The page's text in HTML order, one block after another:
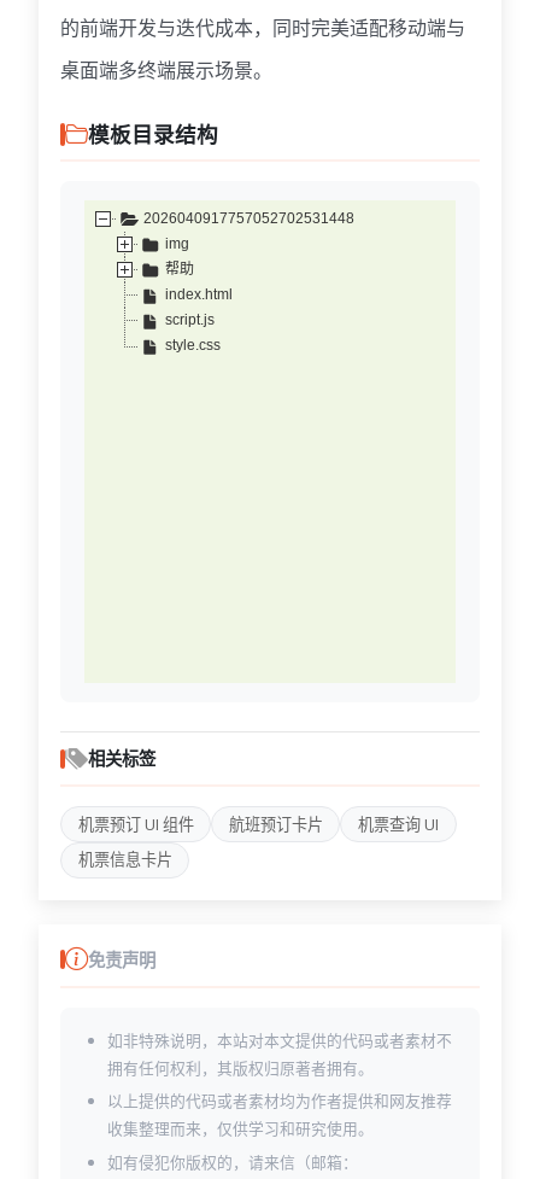
的前端开发与迭代成本，同时完美适配移动端与
桌面端多终端展示场景。
模板目录结构
2026040917757052702531448
img
帮助
index.html
script.js
style.css
相关标签
机票预订 UI 组件 航班预订卡片
机票查询 UI
机票信息卡片
免责声明
如非特殊说明，本站对本文提供的代码或者素材不
拥有任何权利，其版权归原著者拥有。
以上提供的代码或者素材均为作者提供和网友推荐
收集整理而来，仅供学习和研究使用。
如有侵犯你版权的，请来信（邮箱：